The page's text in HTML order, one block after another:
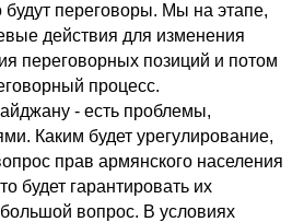
переговоры. Мы на этапе,
действия для изменения
переговорных позиций и потом
процесс.
- есть проблемы,
Каким будет урегулирование,
прав армянского населения
будет гарантировать их
вопрос. В условиях